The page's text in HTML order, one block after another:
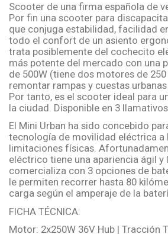
Scooter de una firma española de
Por fin una scooter para
que conjuga estabilidad, facilidad
todo el confort de un asiento
trata posiblemente del cochecito
más potente del mercado con una
de 500W (tiene dos motores de
remontar rampas y cuestas
Por tanto, es el scooter ideal para
la ciudad. Disponible en 3
El Mini Urban ha sido concebido
tecnología de movilidad eléctrica a
limitaciones físicas.
eléctrico tiene una apariencia ágil y
comercializa con 3 opciones de
le permiten recorrer hasta 80
carga según el amperaje de la
FICHA TÉCNICA:
Motor: 2x250W 36V Hub | Tracción